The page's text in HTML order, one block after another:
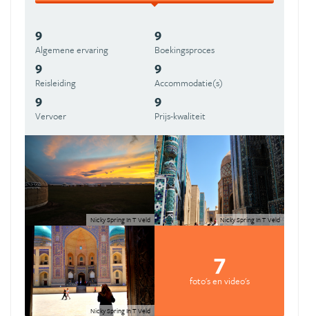
9
Algemene ervaring
9
Boekingsproces
9
Reisleiding
9
Accommodatie(s)
9
Vervoer
9
Prijs-kwaliteit
Nicky Spring In T Veld Nicky Spring In T Veld
Nicky Spring In T Veld
7
foto's en video's